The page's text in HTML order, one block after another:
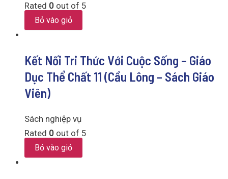
Rated 0 out of 5
Bỏ vào giỏ
Kết Nối Tri Thức Với Cuộc Sống – Giáo
Dục Thể Chất 11 (Cầu Lông – Sách Giáo
Viên)
Sách nghiệp vụ
Rated 0 out of 5
Bỏ vào giỏ